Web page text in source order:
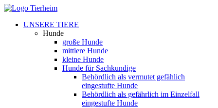
UNSERE TIERE
Hunde
große Hunde
mittlere Hunde
kleine Hunde
Hunde für Sachkundige
Behördlich als vermutet gefählich
eingestufte Hunde
Behördlich als gefährlich im Einzelfall
eingestufte Hunde